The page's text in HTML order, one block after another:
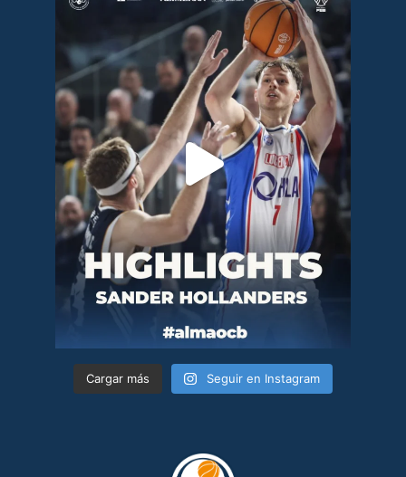
Cargar más Seguir en Instagram